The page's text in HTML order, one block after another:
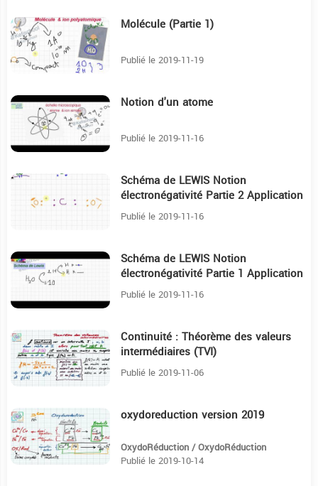
12:32 Molécule (Partie 1)
Publié le 2019-11-19
30:28 Notion d'un atome
Publié le 2019-11-16
39:11 Schéma de LEWIS Notion
électronégativité Partie 2 Application
Publié le 2019-11-16
22:56 Schéma de LEWIS Notion
électronégativité Partie 1 Application
Publié le 2019-11-16
10:15 Continuité : Théorème des valeurs
intermédiaires (TVI)
Publié le 2019-11-06
15:39 oxydoreduction version 2019
OxydoRéduction / OxydoRéduction
Publié le 2019-10-14